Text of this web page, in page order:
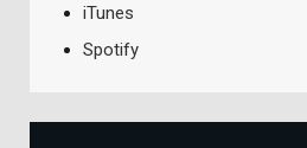
iTunes
Spotify